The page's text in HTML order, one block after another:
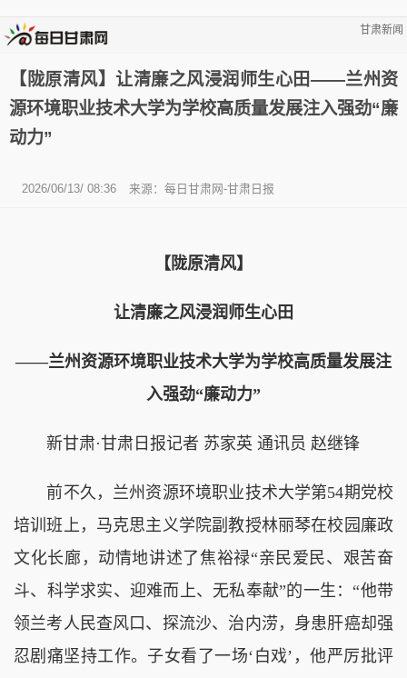
甘肃新闻
【陇原清风】让清廉之风浸润师生心田——兰州资
源环境职业技术大学为学校高质量发展注入强劲“廉
动力”
2026/06/13/ 08:36 来源：每日甘肃网-甘肃日报
【陇原清风】
让清廉之风浸润师生心田
——兰州资源环境职业技术大学为学校高质量发展注
入强劲“廉动力”
新甘肃·甘肃日报记者 苏家英 通讯员 赵继锋
前不久，兰州资源环境职业技术大学第54期党校
培训班上，马克思主义学院副教授林丽琴在校园廉政
文化长廊，动情地讲述了焦裕禄“亲民爱民、艰苦奋
斗、科学求实、迎难而上、无私奉献”的一生：“他带
领兰考人民查风口、探流沙、治内涝，身患肝癌却强
忍剧痛坚持工作。子女看了一场‘白戏’，他严厉批评